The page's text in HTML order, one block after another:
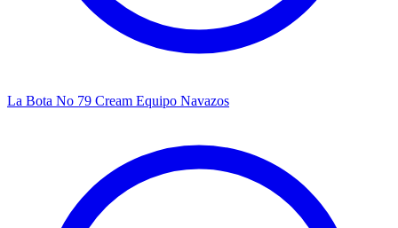
La Bota No 79 Cream Equipo Navazos